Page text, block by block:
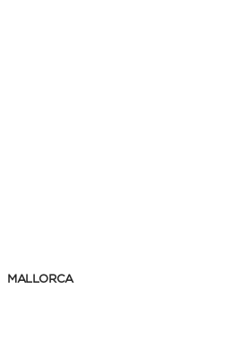
MALLORCA